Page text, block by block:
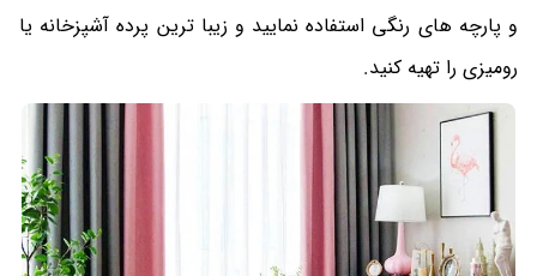
و پارچه های رنگی استفاده نمایید و زیبا ترین پرده آشپزخانه یا
رومیزی را تهیه کنید.